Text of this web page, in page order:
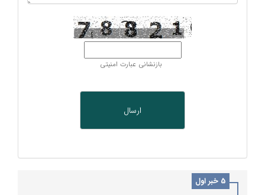
بازنشانی عبارت امنیتی
5 خبر اول